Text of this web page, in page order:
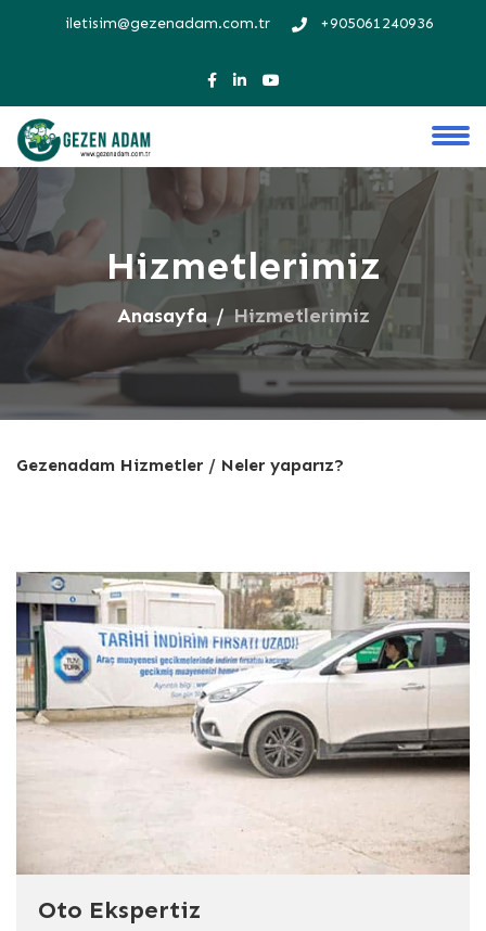
iletisim@gezenadam.com.tr +905061240936
Hizmetlerimiz
Anasayfa Hizmetlerimiz
Gezenadam Hizmetler / Neler yaparız?
Oto Ekspertiz